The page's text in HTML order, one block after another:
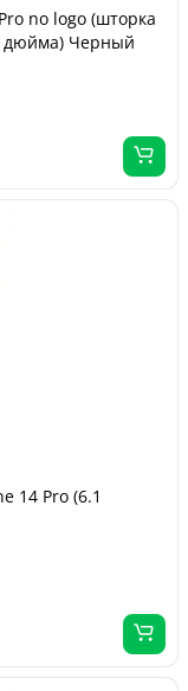
no logo (шторка
дюйма) Черный
14 Pro (6.1